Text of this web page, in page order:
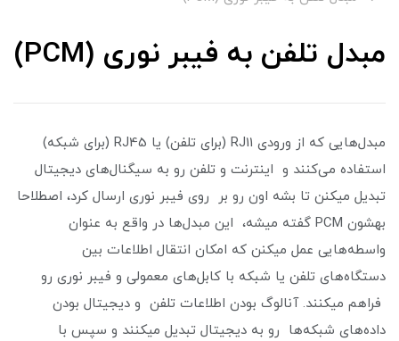
مبدل تلفن به فیبر نوری (PCM)
مبدل‌هایی که از ورودی RJ11 (برای تلفن) یا RJ45 (برای شبکه)
استفاده می‌کنند و اینترنت و تلفن رو به سیگنال‌های دیجیتال
تبدیل میکنن تا بشه اون رو بر روی فیبر نوری ارسال کرد، اصطلاحا
بهشون PCM گفته میشه، این مبدل‌ها در واقع به عنوان
واسطه‌هایی عمل میکنن که امکان انتقال اطلاعات بین
دستگاه‌های تلفن یا شبکه با کابل‌های معمولی و فیبر نوری رو
فراهم میکنند. آنالوگ بودن اطلاعات تلفن و دیجیتال بودن
داده‌های شبکه‌ها رو به دیجیتال تبدیل میکنند و سپس با